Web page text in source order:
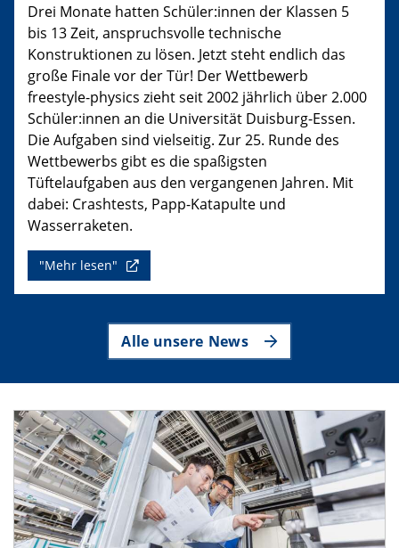
Drei Monate hatten Schüler:innen der Klassen 5
bis 13 Zeit, anspruchsvolle technische
Konstruktionen zu lösen. Jetzt steht endlich das
große Finale vor der Tür! Der Wettbewerb
freestyle-physics zieht seit 2002 jährlich über 2.000
Schüler:innen an die Universität Duisburg-Essen.
Die Aufgaben sind vielseitig. Zur 25. Runde des
Wettbewerbs gibt es die spaßigsten
Tüftelaufgaben aus den vergangenen Jahren. Mit
dabei: Crashtests, Papp-Katapulte und
Wasserraketen.
"Mehr lesen"
Alle unsere News